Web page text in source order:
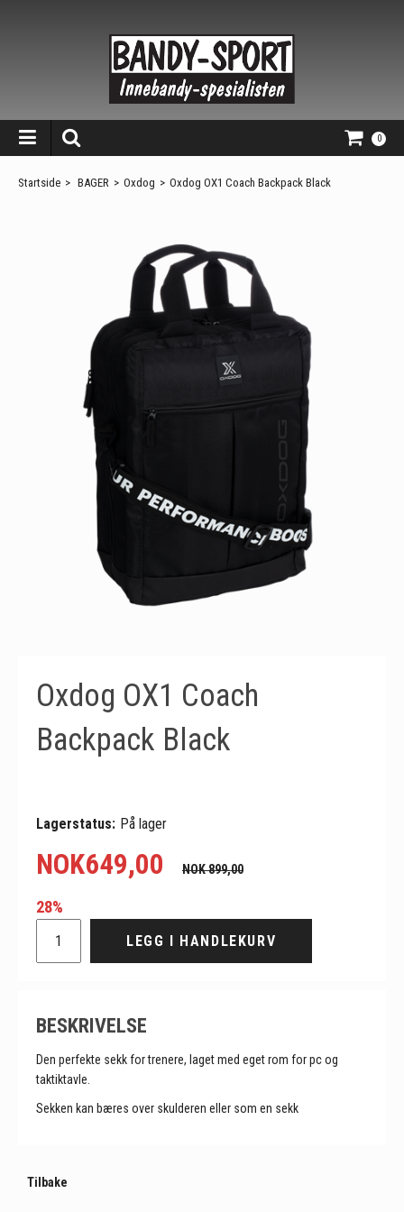
0
Startside > BAGER > Oxdog > Oxdog OX1 Coach Backpack Black
Oxdog OX1 Coach
Backpack Black
Lagerstatus: På lager
NOK649,00 NOK 899,00
28%
LEGG I HANDLEKURV
BESKRIVELSE
Den perfekte sekk for trenere, laget med eget rom for pc og
taktiktavle.
Sekken kan bæres over skulderen eller som en sekk
Tilbake